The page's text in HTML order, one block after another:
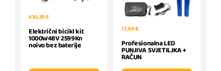
610,39 €
Električni bicikl kit
1000W48V 2599Kn
noivo bez baterije
17,99 €
Profesionalna LED
PUNJIVA SVJETILJKA +
RAČUN